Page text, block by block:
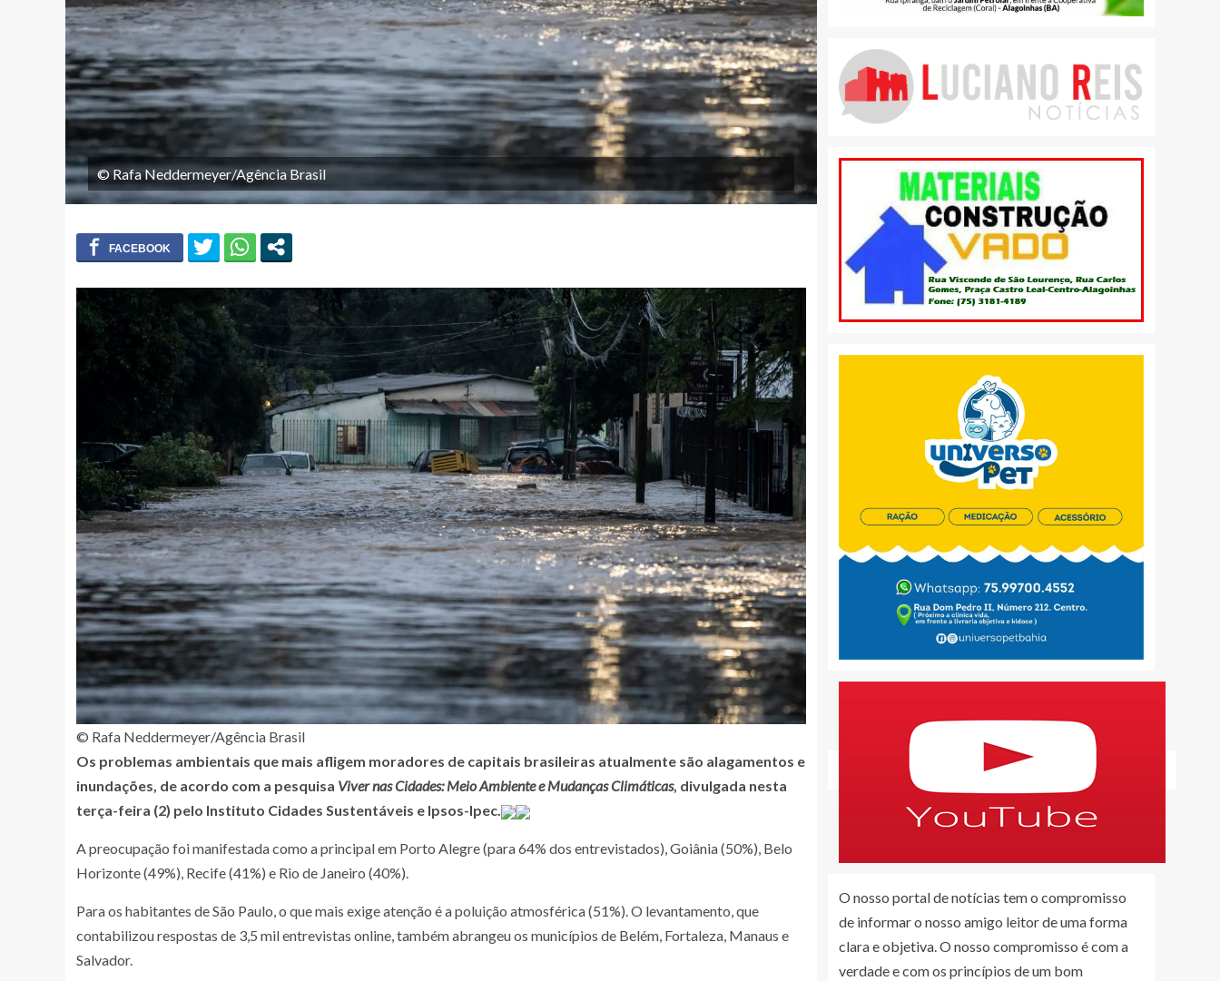
© Rafa Neddermeyer/Agência Brasil
© Rafa Neddermeyer/Agência Brasil
Os problemas ambientais que mais afligem moradores de capitais brasileiras atualmente são alagamentos e
inundações, de acordo com a pesquisa Viver nas Cidades: Meio Ambiente e Mudanças Climáticas, divulgada nesta
terça-feira (2) pelo Instituto Cidades Sustentáveis e Ipsos-Ipec.
A preocupação foi manifestada como a principal em Porto Alegre (para 64% dos entrevistados), Goiânia (50%), Belo
Horizonte (49%), Recife (41%) e Rio de Janeiro (40%).
Para os habitantes de São Paulo, o que mais exige atenção é a poluição atmosférica (51%). O levantamento, que
contabilizou respostas de 3,5 mil entrevistas online, também abrangeu os municípios de Belém, Fortaleza, Manaus e
Salvador.
O nosso portal de notícias tem o compromisso
de informar o nosso amigo leitor de uma forma
clara e objetiva. O nosso compromisso é com a
verdade e com os princípios de um bom